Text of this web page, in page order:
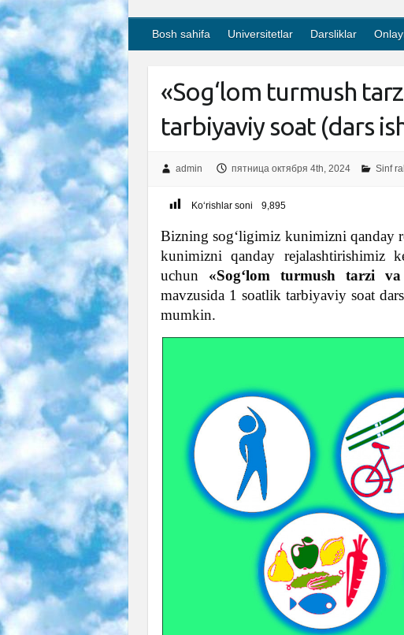
Bosh sahifa Universitetlar Darsliklar
«Sog‘lom turmush
tarbiyaviy soat (dars
admin пятница октября 4th, 2024 Sinf
Ko‘rishlar soni 9,895
Bizning sog‘ligimiz kunimizni qanday
kunimizni qanday rejalashtirishimiz
uchun «Sog‘lom turmush tarzi
mavzusida 1 soatlik tarbiyaviy soat
mumkin.